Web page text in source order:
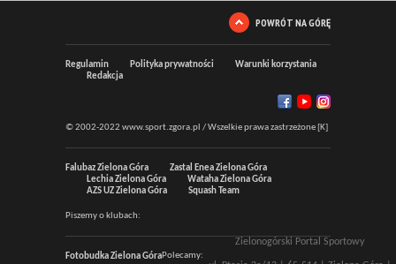
POWRÓT NA GÓRĘ
Regulamin Polityka prywatności
Warunki korzystania
Redakcja
© 2002-2022 www.sport.zgora.pl / Wszelkie prawa zastrzeżone [K]
Falubaz Zielona Góra
Zastal Enea Zielona Góra
Lechia Zielona Góra
Wataha Zielona Góra
AZS UZ Zielona Góra
Squash Team
Piszemy o klubach:
Fotobudka Zielona GóraPolecamy:
Zielonogórski Portal Sportowy